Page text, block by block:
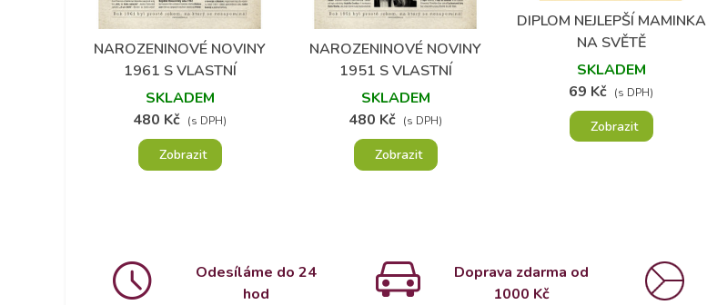
Přidat do oblíbených
NAROZENINOVÉ NOVINY
1961 S VLASTNÍ
FOTOGRAFIÍ A TEXTEM
SKLADEM
480 Kč (s DPH)
Zobrazit
Přidat do oblíbených
NAROZENINOVÉ NOVINY
1951 S VLASTNÍ
FOTOGRAFIÍ A TEXTEM
SKLADEM
480 Kč (s DPH)
Zobrazit
Přidat do oblíbených
DIPLOM NEJLEPŠÍ MAMINKA
NA SVĚTĚ
SKLADEM
69 Kč (s DPH)
Zobrazit
Odesíláme do 24
hod
Doprava zdarma od
1000 Kč